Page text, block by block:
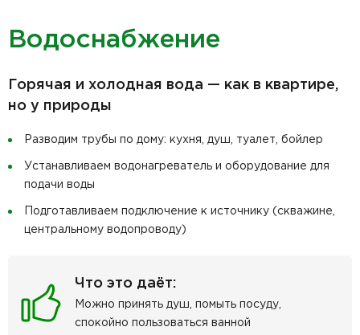
Водоснабжение
Горячая и холодная вода — как в квартире,
но у природы
Разводим трубы по дому: кухня, душ, туалет, бойлер
Устанавливаем водонагреватель и оборудование для
подачи воды
Подготавливаем подключение к источнику (скважине,
центральному водопроводу)
Что это даёт:
Можно принять душ, помыть посуду,
спокойно пользоваться ванной